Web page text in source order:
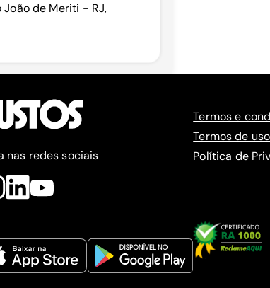
João de Meriti - RJ,
nas redes sociais
Termos e
Termos de uso
Política de